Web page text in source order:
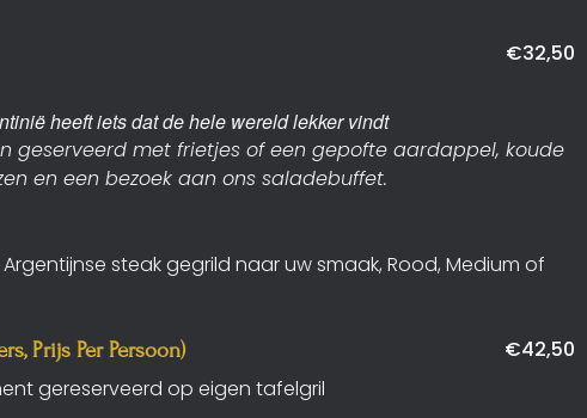
€32,50
heeft iets dat de hele wereld lekker vindt
geserveerd met frietjes of een gepofte aardappel, koude
en een bezoek aan ons saladebuffet.
steak gegrild naar uw smaak, Rood, Medium of
Prijs Per Persoon)
€42,50
gereserveerd op eigen tafelgril